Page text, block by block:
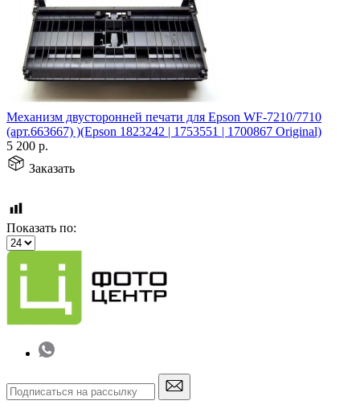
Механизм двусторонней печати для Epson WF-7210/7710
(арт.663667) )(Epson 1823242 | 1753551 | 1700867 Original)
5 200 р.
Заказать
Показать по: